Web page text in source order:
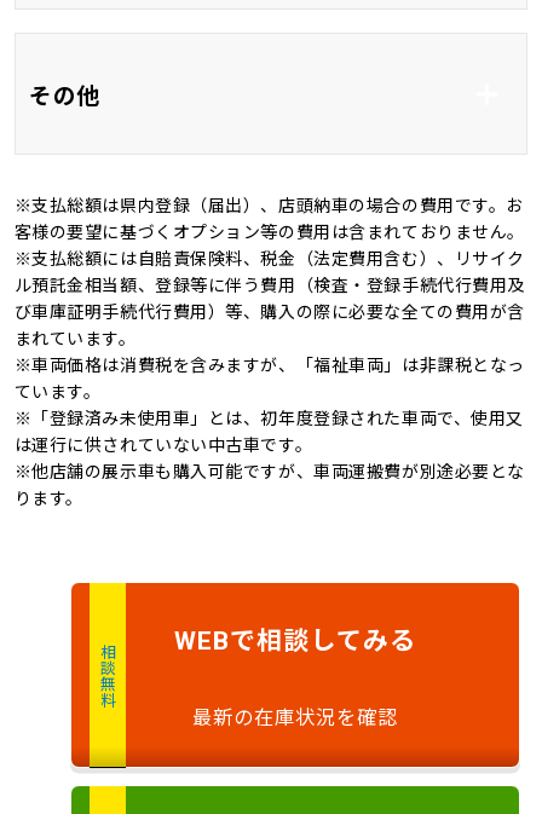
バックカメラ ＬＥＤ
ヘッドライトレベライ
ザー
オートマチックハイビ
ーム
オートライト
その他
新品タイヤ ワンオーナー
記録簿 禁煙車
※支払総額は県内登録（届出）、店頭納車の場合の費用です。お
客様の要望に基づくオプション等の費用は含まれておりません。
※支払総額には自賠責保険料、税金（法定費用含む）、リサイク
ル預託金相当額、登録等に伴う費用（検査・登録手続代行費用及
び車庫証明手続代行費用）等、購入の際に必要な全ての費用が含
まれています。
※車両価格は消費税を含みますが、「福祉車両」は非課税となっ
ています。
※「登録済み未使用車」とは、初年度登録された車両で、使用又
は運行に供されていない中古車です。
※他店舗の展示車も購入可能ですが、車両運搬費が別途必要とな
ります。
相談無料
WEBで相談 してみる
最新の在庫状況を確認